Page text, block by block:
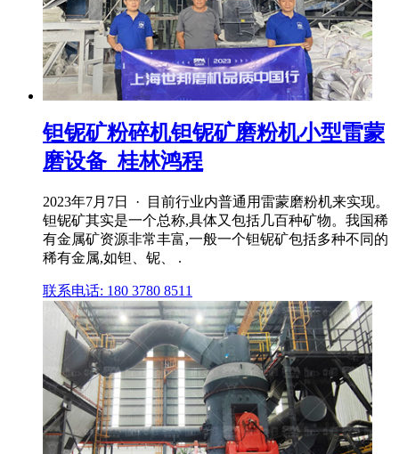
钽铌矿粉碎机钽铌矿磨粉机小型雷蒙
磨设备_桂林鸿程
2023年7月7日 · 目前行业内普通用雷蒙磨粉机来实现。
钽铌矿其实是一个总称,具体又包括几百种矿物。我国稀
有金属矿资源非常丰富,一般一个钽铌矿包括多种不同的
稀有金属,如钽、铌、 .
联系电话: 180 3780 8511